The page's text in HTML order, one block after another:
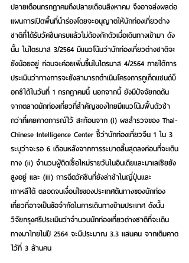
ปลายเดือนกรกฎาคมถึงปลายเดือนสิงหาคม จึงอาจส่งผลต่อ
แผนการเปิดพื้นที่นำร่องโดยจะอนุญาตให้นักท่องเที่ยวต่าง
ชาติที่ได้รับวัคซีนครบแล้วไม่ต้องกักตัวเมื่อเดินทางเข้ามา ดัง
นั้น ในไตรมาส 3/2564 มีแนวโน้มว่านักท่องเที่ยวต่างชาติจะ
ยังน้อยอยู่ ก่อนจะค่อยเพิ่มขึ้นในไตรมาส 4/2564 ภายใต้การ
ประเมินว่าทางการจะยังสามารถดำเนินโครงการภูเก็ตแซนด์บ็
อกซ์ได้ในวันที่ 1 กรกฎาคมนี้ นอกจากนี้ ยังมีปัจจัยกดดัน
จากตลาดนักท่องเที่ยวที่สำคัญของไทยมีแนวโน้มฟื้นตัวช้า
กว่าที่เคยคาดการณ์ไว้ สะท้อนจาก (i) ผลสำรวจของ Thai-
Chinese Intelligence Center ชี้ว่านักท่องเที่ยวจีน 1 ใน 3
ระบุว่าจะรอ 6 เดือนหลังจากการระบาดสิ้นสุดลงก่อนที่จะเดิน
ทาง (ii) จำนวนผู้ติดเชื้อใหม่รายวันในอินเดียและมาเลเซียยัง
สูงอยู่ และ (iii) การฉีดวัคซีนที่ยังล่าช้าในญี่ปุ่นและ
เกาหลีใต้ ตลอดจนเงื่อนไขของประเทศต้นทางของนักท่อง
เที่ยวที่อาจเป็นข้อจำกัดในการเดินทางข้ามประเทศ ดังนั้น
วิจัยกรุงศรีประเมินว่าจำนวนนักท่องเที่ยวต่างชาติที่จะเดิน
ทางมาไทยในปี 2564 จะมีประมาณ 3.3 แสนคน จากเดิมคาด
ไว้ที่ 3 ล้านคน